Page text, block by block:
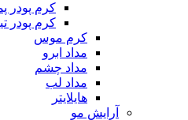
کرم پودر پمپی
کرم پودر تیوپی
کرم موس
مداد ابرو
مداد چشم
مداد لب
هایلایتر
آرایش مو